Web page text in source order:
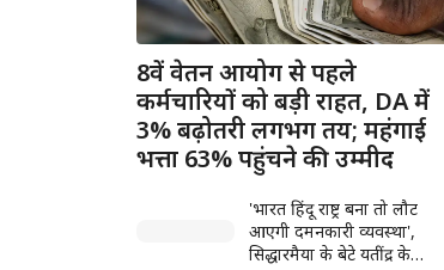
8वें वेतन आयोग से पहले
कर्मचारियों को बड़ी राहत, DA में
3% बढ़ोतरी लगभग तय; महंगाई
भत्ता 63% पहुंचने की उम्मीद
'भारत हिंदू राष्ट्र बना तो लौट
आएगी दमनकारी व्यवस्था',
सिद्धारमैया के बेटे यतींद्र के